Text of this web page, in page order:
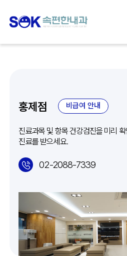
홍제점 비급여 안내
진료과목 및 항목 건강검진을 미리
진료를 받으세요.
02-2088-7339